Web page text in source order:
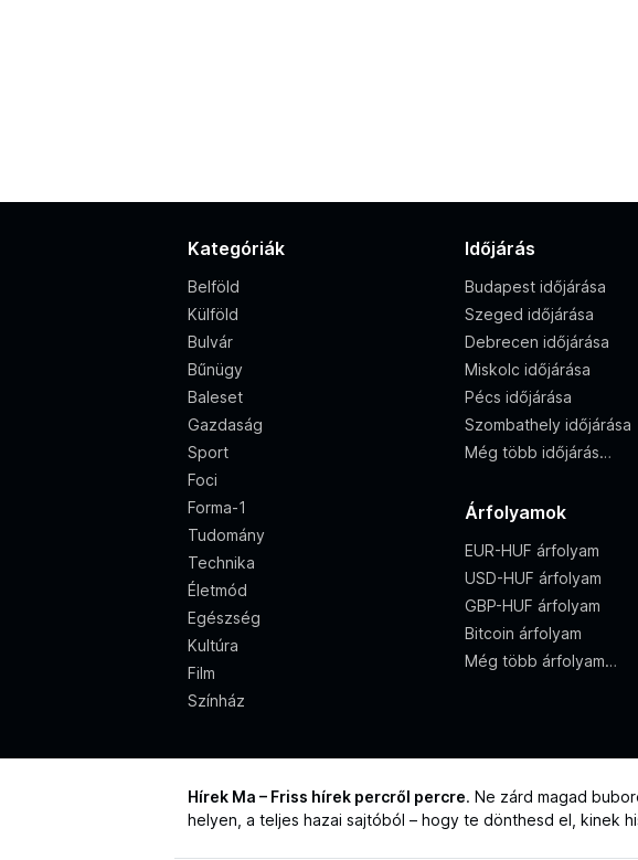
Kategóriák
Belföld
Külföld
Bulvár
Bűnügy
Baleset
Gazdaság
Sport
Foci
Forma-1
Tudomány
Technika
Életmód
Egészség
Kultúra
Film
Színház
Időjárás
Budapest időjárása
Szeged időjárása
Debrecen időjárása
Miskolc időjárása
Pécs időjárása
Szombathely időjárása
Még több időjárás…
Árfolyamok
EUR-HUF árfolyam
USD-HUF árfolyam
GBP-HUF árfolyam
Bitcoin árfolyam
Még több árfolyam…
Hírek Ma – Friss hírek percről percre. Ne zárd magad
helyen, a teljes hazai sajtóból – hogy te dönthesd el, kinek